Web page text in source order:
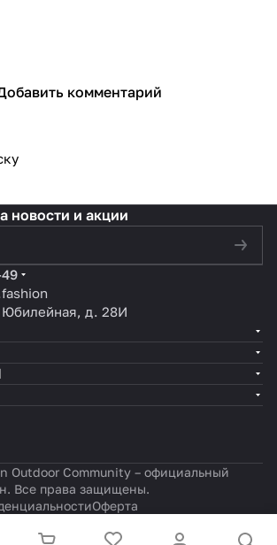
день
комментарий
новости и акции
Юбилейная, д. 28И
Outdoor Community – официальный
Все права защищены.
Оферта